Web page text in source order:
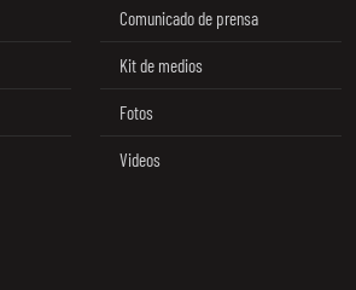
Comunicado de prensa
Kit de medios
Fotos
Videos